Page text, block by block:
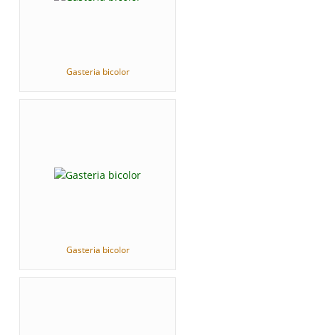
Gasteria bicolor
Gasteria bicolor